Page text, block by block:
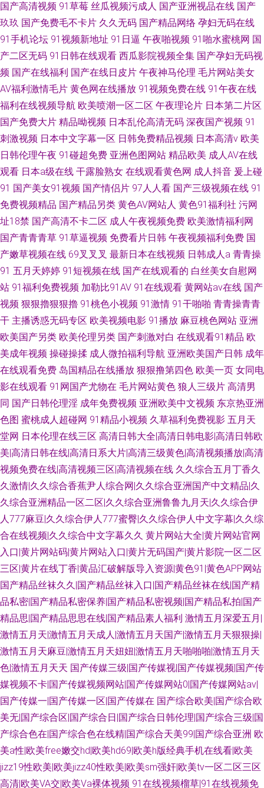
国产高清视频 91草莓 丝瓜视频污成人 国产亚洲视品在线 国产
玖玖 国产免费毛不卡片 久久无码 国产精品网络 孕妇无码在线
91手机论坛 91视频新地址 91日逼 午夜啪视频 91啪水蜜桃网 国
产二区无码 91日韩在线观看 西瓜影院视频全集 国产孕妇无码视
频 国产在线福利 国产在线日皮片 午夜神马伦理 毛片网站美女
AV福利激情毛片 黄色网在线播放 91视频免费在线 91午夜在线
福利在线视频导航 欧美喷潮一区二区 午夜理论片 日本第二片区
国产免费大片 精品呦视频 日本乱伦高清无码 深夜国产视频 91
刺激视频 日本中文字幕一区 日韩免费精品视频 日本高清v 欧美
日韩伦理午夜 91碰超免费 亚洲色图网站 精品欧美 成人AV在线
观看 日本a级在线 干露脸熟女 在线观看黄色网 成人抖音 爰上碰
91 国产美女91视频 国产情侣片 97人人看 国产三级视频在线 91
免费视频精品 国产精品另类 黄色AV网站人 黄色91福利社 污网
址18禁 国产高清不卡二区 成人午夜视频免费 欧美激情福利网
国产青青青草 91草逼视频 免费看片日韩 午夜视频福利免费 国
产嫩草视频在线 69叉叉叉 最新日本在线视频 日韩成人a 青青操
91 五月天婷婷 91短视频在线 国产在线观看的 白丝美女自慰网
站 91福利免费视频 加勒比91AV 91在线观看 黄网站av在线 国产
视频 狠狠擼狠狠擼 91桃色小视频 91激情 91干啪啪 青青操青青
干 主播诱惑无码专区 欧美视频电影 91播放 麻豆桃色网站 亚洲
欧美国产另类 欧美伦理另类 国产刺激对白 在线观看91精品 欧
美成年视频 操碰操揉 成人微拍福利导航 亚洲欧美国产日韩 成年
在线观看免费 岛国精品在线播放 狠狠撸第四色 欧美一页 女同电
影在线观看 91网国产尤物在 毛片网站黄色 狼人三级片 高清男
同 国产日韩伦理淫 成年免费视频 亚洲欧美中文视频 东京热亚洲
色图 蜜桃成人超碰网 91精品小视频 久草福利免费视影 五月天
堂网 日本伦理在线三区 高清日韩大全|高清日韩电影|高清日韩欧
美|高清日韩在线|高清日系大片|高清三级黄色|高清视频播放|高清
视频免费在线|高清视频三区|高清视频在线 久久综合五月丁香久
久激情|久久综合香蕉尹人综合网|久久综合亚洲国产中文精品|久
久综合亚洲精品一区二区|久久综合亚洲鲁鲁九月天|久久综合伊
人777麻豆|久久综合伊人777蜜臀|久久综合伊人中文字幕|久久综
合在线视频|久久综合中文字幕久久 黄片网站大全|黄片网站官网
入口|黄片网站码|黄片网站入口|黄片无码国产|黄片影院一区二区
三区|黄片在线丁香|黄品汇破解版导入资源|黄色91|黄色APP网站
国产精品丝袜久久|国产精品丝袜入口|国产精品丝袜在线|国产精
品私密|国产精品私密保养|国产精品私密视频|国产精品私拍|国产
精品思|国产精品思思在线|国产精品素人福利 激情五月深爱五月|
激情五月天|激情五月天成人|激情五月天国产|激情五月天狠狠操|
激情五月天麻豆|激情五月天妞妞|激情五月天啪啪啪|激情五月天
色|激情五月天天 国产传媒三级|国产传媒视|国产传媒视频|国产传
媒视频不卡|国产传媒视频网站|国产传媒网站0|国产传媒网站av|
国产传媒一|国产传媒一区|国产传媒在 国产综合欧美|国产综合欧
美无|国产综合区|国产综合日|国产综合日韩伦理|国产综合三级|国
产综合色在|国产综合色在线精|国产综合天美99|国产综合亚洲 欧
美a性|欧美free嫩交hd|欧美hd69|欧美h版经典手机在线看|欧美
jizz19性欧美|欧美jizz40性欧美|欧美sm强奸|欧美tv一区二区三区
高清|欧美VA交|欧美Va裸体视频 91在线视频榴草|91在线视频免